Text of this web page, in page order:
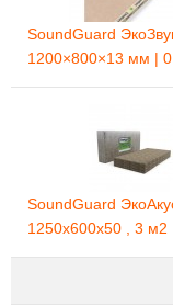
SoundGuard
1200×800×13 мм |
SoundGuard
1250х600х50 , 3 м2